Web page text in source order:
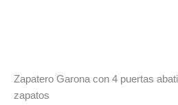
Zapatero Garona con 4 puertas
zapatos